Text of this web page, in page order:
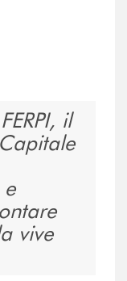
il
vive